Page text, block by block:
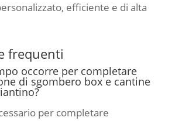
efficiente e di alta
frequenti
occorre per completare
di sgombero box e cantine
per completare